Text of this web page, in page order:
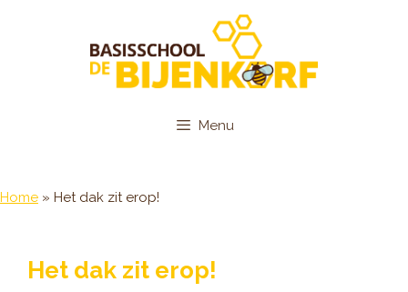
Menu
Home » Het dak zit erop!
Het dak zit erop!